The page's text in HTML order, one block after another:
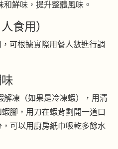
和鮮味，提升整體風味。
食用）
可根據實際用餐人數進行調
解凍（如果是冷凍蝦），用清
腳，用刀在蝦背劃開一道口
可以用廚房紙巾吸乾多餘水